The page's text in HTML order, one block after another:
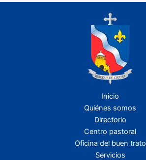
Inicio
Quiénes somos
Directorio
Centro pastoral
Oficina del buen trato
Servicios